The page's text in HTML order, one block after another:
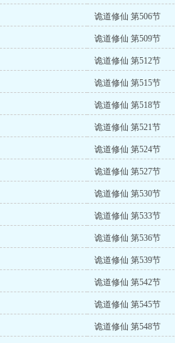
诡道修仙 第506节
诡道修仙 第509节
诡道修仙 第512节
诡道修仙 第515节
诡道修仙 第518节
诡道修仙 第521节
诡道修仙 第524节
诡道修仙 第527节
诡道修仙 第530节
诡道修仙 第533节
诡道修仙 第536节
诡道修仙 第539节
诡道修仙 第542节
诡道修仙 第545节
诡道修仙 第548节